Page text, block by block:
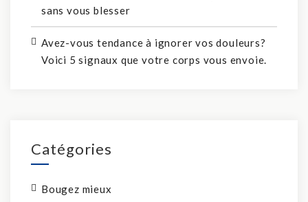
sans vous blesser
Avez-vous tendance à ignorer vos douleurs?
Voici 5 signaux que votre corps vous envoie.
Catégories
Bougez mieux